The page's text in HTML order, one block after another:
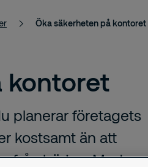
Öka säkerheten på kontoret
kontoret
planerar företagets
kostsamt än att
från början. Med